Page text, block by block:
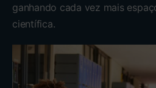
ganhando cada vez mais
científica.